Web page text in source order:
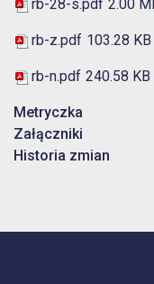
rb-28-s.pdf 2.00
rb-z.pdf 103.28 KB
rb-n.pdf 240.58 KB
Metryczka
Załączniki
Historia zmian